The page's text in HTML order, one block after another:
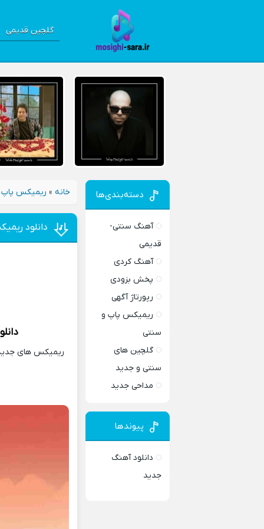
گلچین قدیمی
خانه » ریمیکس
دانلود
ریمیکس های جدید
دسته‌بندی‌ها
آهنگ سنتی-
قدیمی
آهنگ کردی
پخش بزودی
رپورتاژ آگهی
ریمیکس پاپ و
سنتی
گلچین های
سنتی و جدید
مداحی جدید
پیوندها
دانلود آهنگ
جدید